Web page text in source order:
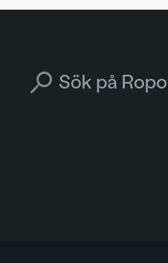
Search for: